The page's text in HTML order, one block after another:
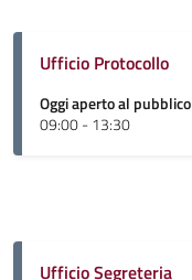
Ufficio Protocollo
Oggi aperto al pubblico
09:00 - 13:30
Ufficio Segreteria